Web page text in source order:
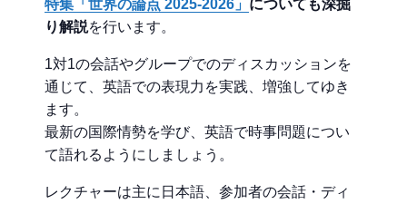
特集「世界の論点 2025-2026」 についても深掘
り解説を行います。
1対1の会話やグループでのディスカッションを
通じて、英語での表現力を実践、増強してゆき
ます。
最新の国際情勢を学び、英語で時事問題につい
て語れるようにしましょう。
レクチャーは主に日本語、参加者の会話・ディ